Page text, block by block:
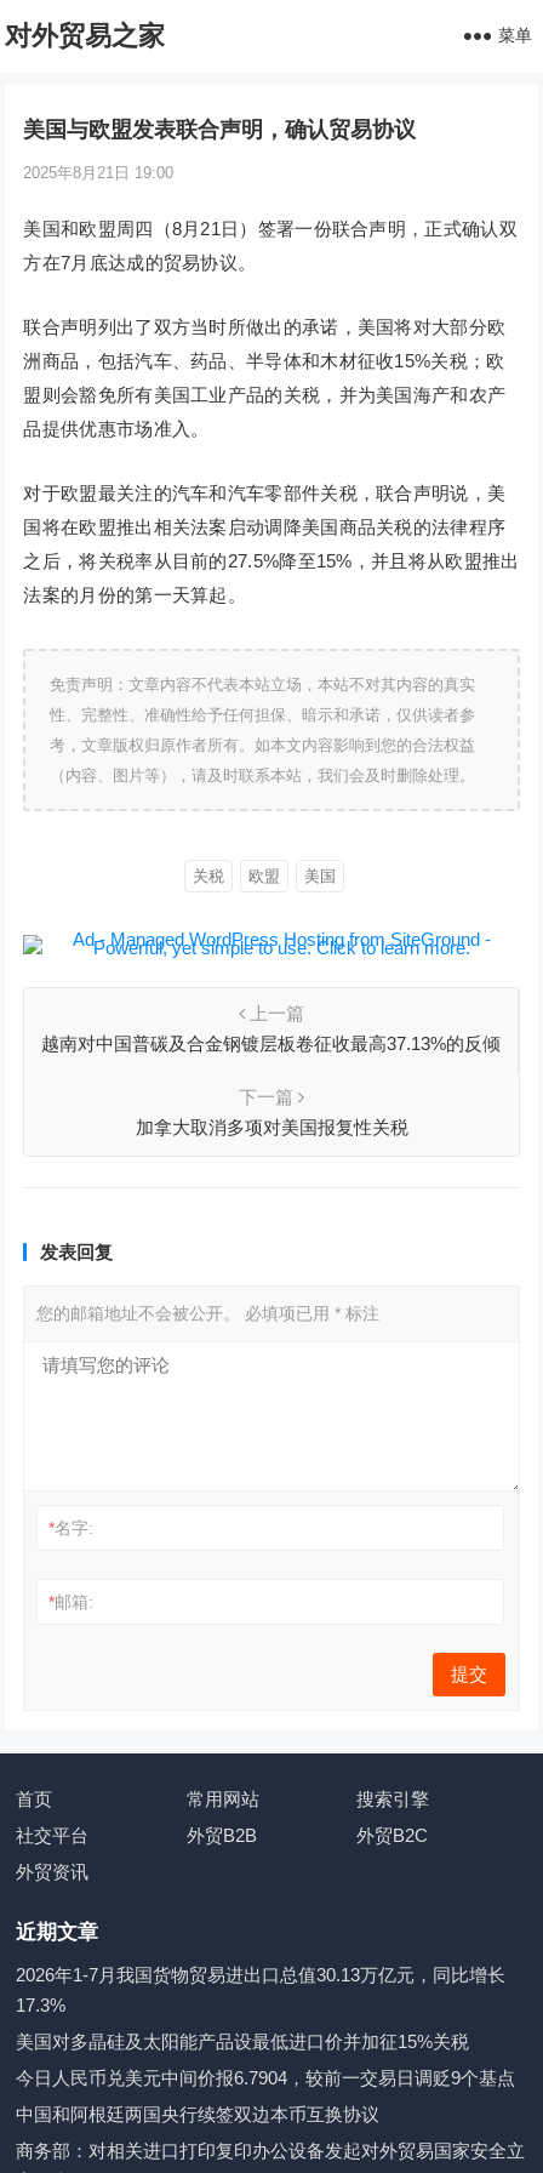
对外贸易之家 菜单
美国与欧盟发表联合声明，确认贸易协议
2025年8月21日 19:00
美国和欧盟周四（8月21日）签署一份联合声明，正式确认双
方在7月底达成的贸易协议。
联合声明列出了双方当时所做出的承诺，美国将对大部分欧
洲商品，包括汽车、药品、半导体和木材征收15%关税；欧
盟则会豁免所有美国工业产品的关税，并为美国海产和农产
品提供优惠市场准入。
对于欧盟最关注的汽车和汽车零部件关税，联合声明说，美
国将在欧盟推出相关法案启动调降美国商品关税的法律程序
之后，将关税率从目前的27.5%降至15%，并且将从欧盟推出
法案的月份的第一天算起。
免责声明：文章内容不代表本站立场，本站不对其内容的真实
性、完整性、准确性给予任何担保、暗示和承诺，仅供读者参
考，文章版权归原作者所有。如本文内容影响到您的合法权益
（内容、图片等），请及时联系本站，我们会及时删除处理。
关税 欧盟 美国
上一篇
越南对中国普碳及合金钢镀层板卷征收最高37.13%的反倾
下一篇
加拿大取消多项对美国报复性关税
发表回复
您的邮箱地址不会被公开。 必填项已用* 标注
*名字:
*邮箱:
首页 常用网站
搜索引擎
社交平台
外贸B2B
外贸B2C
外贸资讯
近期文章
2026年1-7月我国货物贸易进出口总值30.13万亿元，同比增长
17.3%
美国对多晶硅及太阳能产品设最低进口价并加征15%关税
今日人民币兑美元中间价报6.7904，较前一交易日调贬9个基点
中国和阿根廷两国央行续签双边本币互换协议
商务部：对相关进口打印复印办公设备发起对外贸易国家安全立